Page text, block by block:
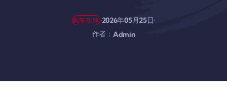
购车攻略·2026年05月25日·
作者： Admin